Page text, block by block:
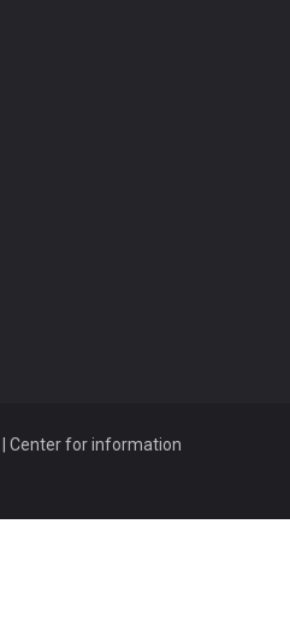
Center for information